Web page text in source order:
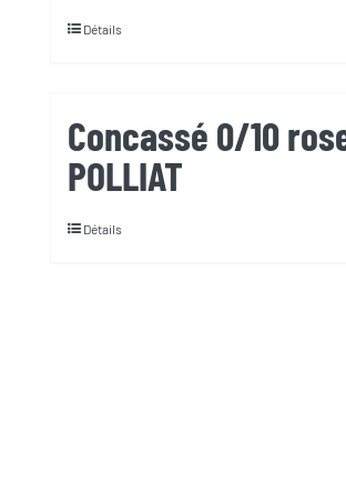
Détails
Concassé 0/10
POLLIAT
Détails